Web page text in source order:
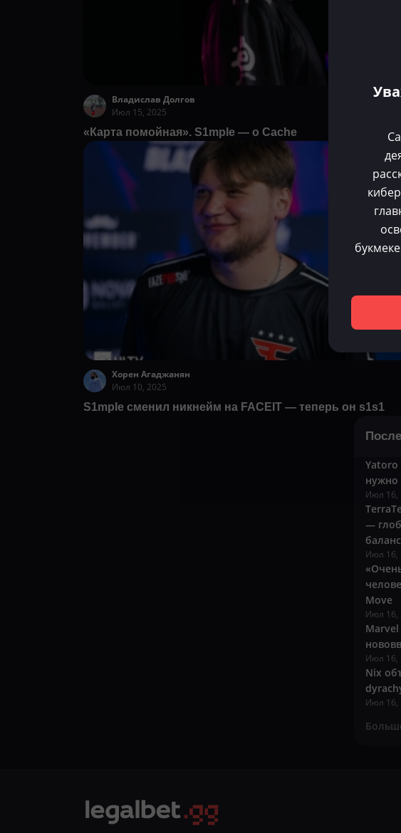
Владислав Долгов
Июл 15, 2025
«Карта помойная». S1mple — о Cache
Хорен Агаджанян
Июл 10, 2025
S1mple сменил никнейм на FACEIT — теперь он s1s1
Yatoro
нужно
Июл 16,
—
Июл 16,
Move
Июл 16,
Marvel
Июл 16,
Nix
Июл 16,